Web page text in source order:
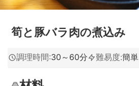
筍と豚バラ肉の煮込み
調理時間:30～60分 難易度:簡単